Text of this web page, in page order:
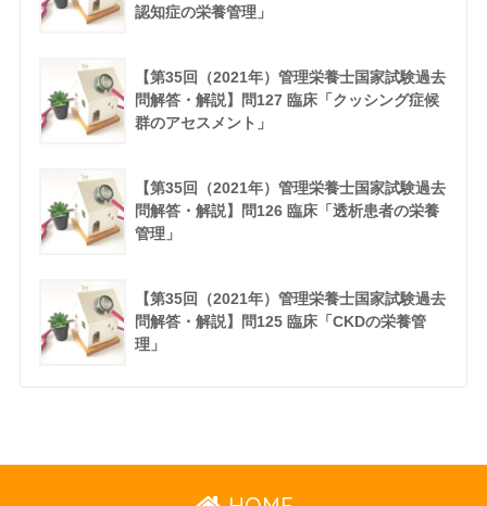
認知症の栄養管理」
【第35回（2021年）管理栄養士国家試験過去
問解答・解説】問127 臨床「クッシング症候
群のアセスメント」
【第35回（2021年）管理栄養士国家試験過去
問解答・解説】問126 臨床「透析患者の栄養
管理」
【第35回（2021年）管理栄養士国家試験過去
問解答・解説】問125 臨床「CKDの栄養管
理」